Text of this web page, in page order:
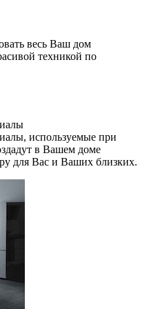
весь Ваш дом
техникой по
используемые при
в Вашем доме
для Вас и Ваших близких.